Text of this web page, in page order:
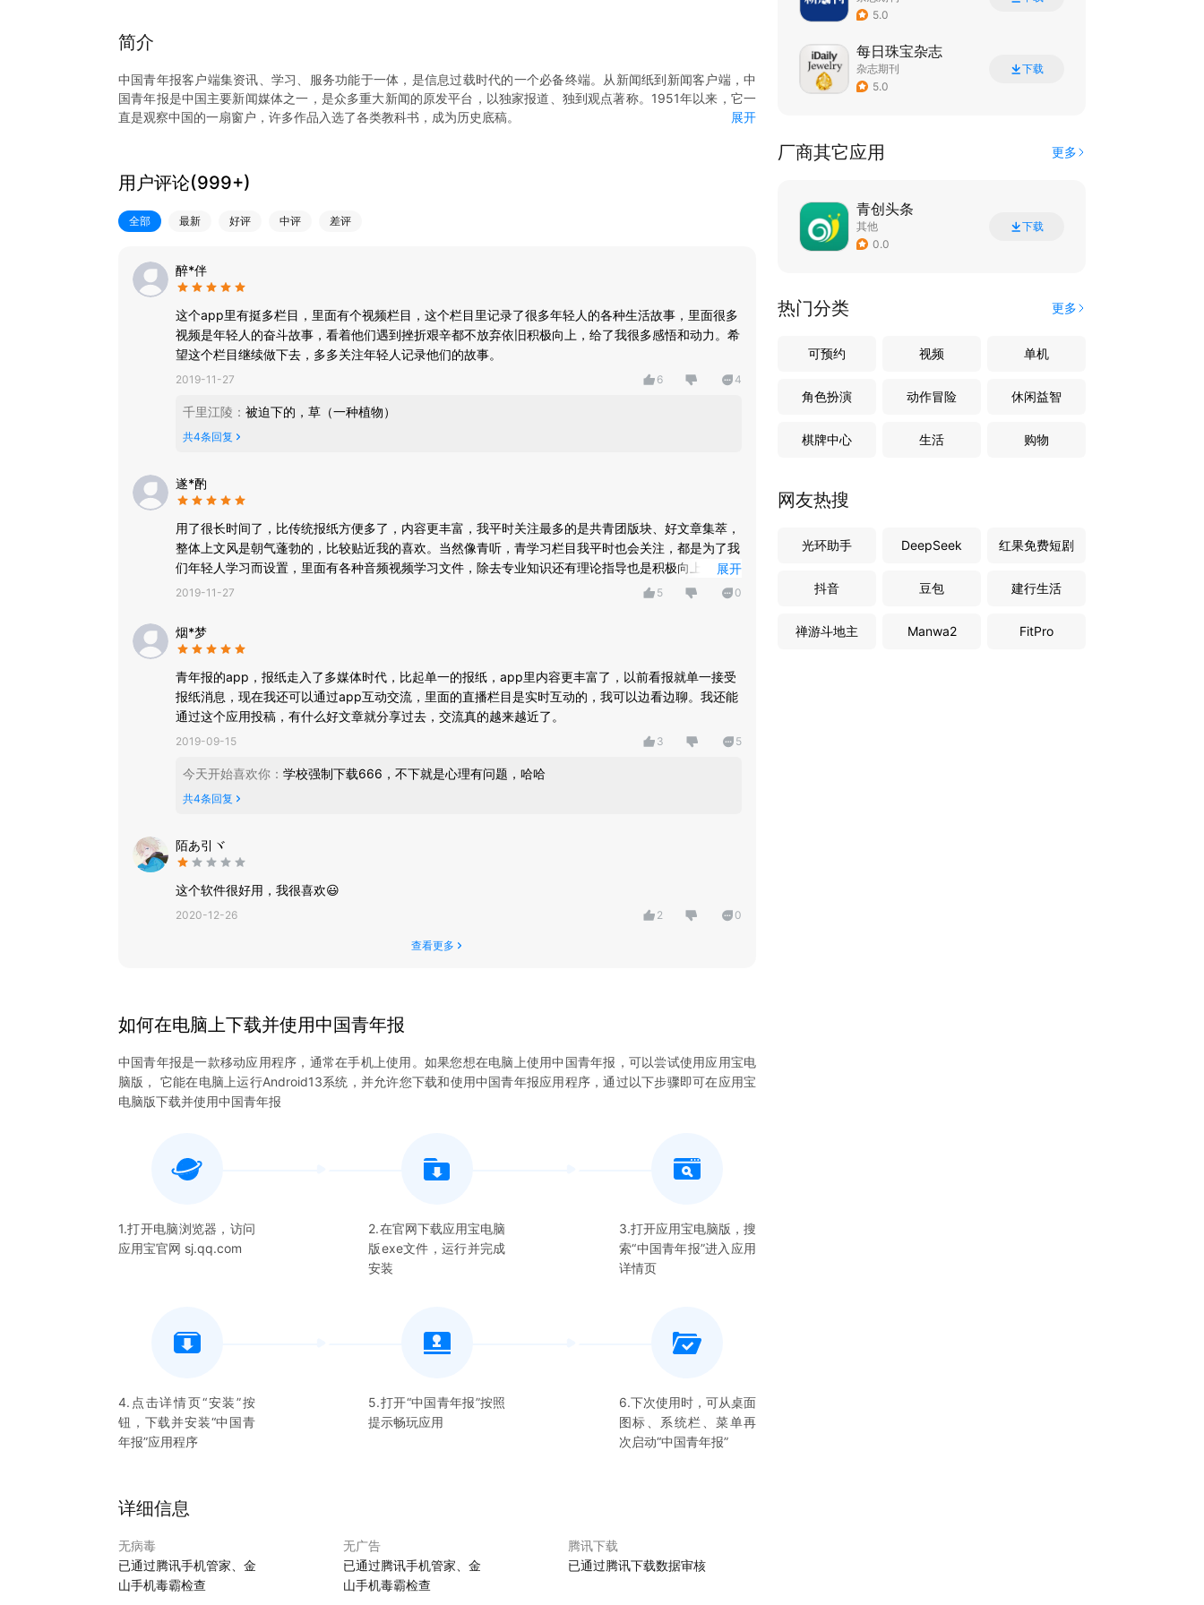
简介
中国青年报客户端集资讯、学习、服务功能于一体，是信息过载时代的一个必备终端。从新闻纸到新闻客户端，中
国青年报是中国主要新闻媒体之一，是众多重大新闻的原发平台，以独家报道、独到观点著称。1951年以来，它一
直是观察中国的一扇窗户，许多作品入选了各类教科书，成为历史底稿。
2、视频化：聚合“青蜂侠”短视频、“我看见”长视频、“中青抖音”小视频等头部视频品牌，新闻报道全面视频化，并向
“中青号”用户提供视频制作工具，产出批量UGC视频内容。
3、服务化：“团团微就业——共青团服务青年就业平台”，由团中央支持，将以各项“共青团认证”，帮助大学毕业生
提高就业竞争力。“青年大学习”是共青团最具知名度的政治理论学习平台。客户端还为青年提供婚恋、考试、义诊等
4、互动化：客户端设置中青号模块，邀请校园媒体、招聘企业、团组织等机构和个人入驻，共建业务交往和心灵交
流的园地。客户端具有征集、评选、排行、记分等功能，支持各种线上互动活动。
展开
用户评论(999+)
全部 最新 好评 中评 差评
醉*伴
这个app里有挺多栏目，里面有个视频栏目，这个栏目里记录了很多年轻人的各种生活故事，里面很多
视频是年轻人的奋斗故事，看着他们遇到挫折艰辛都不放弃依旧积极向上，给了我很多感悟和动力。希
望这个栏目继续做下去，多多关注年轻人记录他们的故事。
2019-11-27 6 4
千里江陵 ： 被迫下的，草（一种植物）
共4条回复
遂*酌
用了很长时间了，比传统报纸方便多了，内容更丰富，我平时关注最多的是共青团版块、好文章集萃，
整体上文风是朝气蓬勃的，比较贴近我的喜欢。当然像青听，青学习栏目我平时也会关注，都是为了我
们年轻人学习而设置，里面有各种音频视频学习文件，除去专业知识还有理论指导也是积极向上的，起
到了很好的引导作用。
展开
2019-11-27 5 0
烟*梦
青年报的app，报纸走入了多媒体时代，比起单一的报纸，app里内容更丰富了，以前看报就单一接受
报纸消息，现在我还可以通过app互动交流，里面的直播栏目是实时互动的，我可以边看边聊。我还能
通过这个应用投稿，有什么好文章就分享过去，交流真的越来越近了。
2019-09-15 3 5
今天开始喜欢你 ： 学校强制下载666，不下就是心理有问题，哈哈
共4条回复
陌あ引ヾ
这个软件很好用，我很喜欢😃
2020-12-26 2 0
查看更多
如何在电脑上下载并使用中国青年报
中国青年报是一款移动应用程序，通常在手机上使用。如果您想在电脑上使用中国青年报 ，可以尝试使用应用宝电
脑版， 它能在电脑上运行Android13系统，并允许您下载和使用中国青年报应用程序，通过以下步骤即可在应用宝
电脑版下载并使用中国青年报
1.打开电脑浏览器，访问
应用宝官网 sj.qq.com
2.在官网下载应用宝电脑
版exe文件，运行并完成
安装
3.打开应用宝电脑版，搜
索“中国青年报”进入应用
详情页
4.点击详情页“安装”按
钮，下载并安装“中国青
年报”应用程序
5.打开“中国青年报”按照
提示畅玩应用
6.下次使用时，可从桌面
图标、系统栏、菜单再
次启动“中国青年报”
详细信息
无病毒
已通过腾讯手机管家、金
山手机毒霸检查
无广告
已通过腾讯手机管家、金
山手机毒霸检查
腾讯下载
已通过腾讯下载数据审核
5.0
每日珠宝杂志
杂志期刊
5.0
下载
厂商其它应用 更多
青创头条
其他
0.0
下载
热门分类 更多
可预约 视频 单机
角色扮演 动作冒险 休闲益智
棋牌中心 生活 购物
网友热搜
光环助手 DeepSeek 红果免费短剧
抖音 豆包 建行生活
禅游斗地主 Manwa2 FitPro